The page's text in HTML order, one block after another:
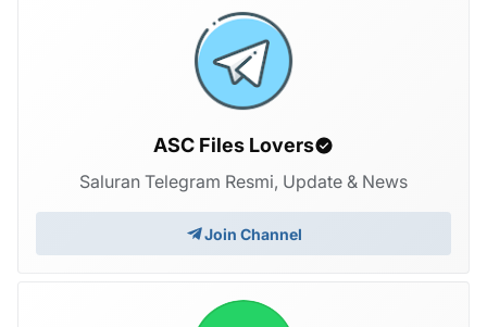
ASC Files Lovers
Saluran Telegram Resmi, Update & News
Join Channel